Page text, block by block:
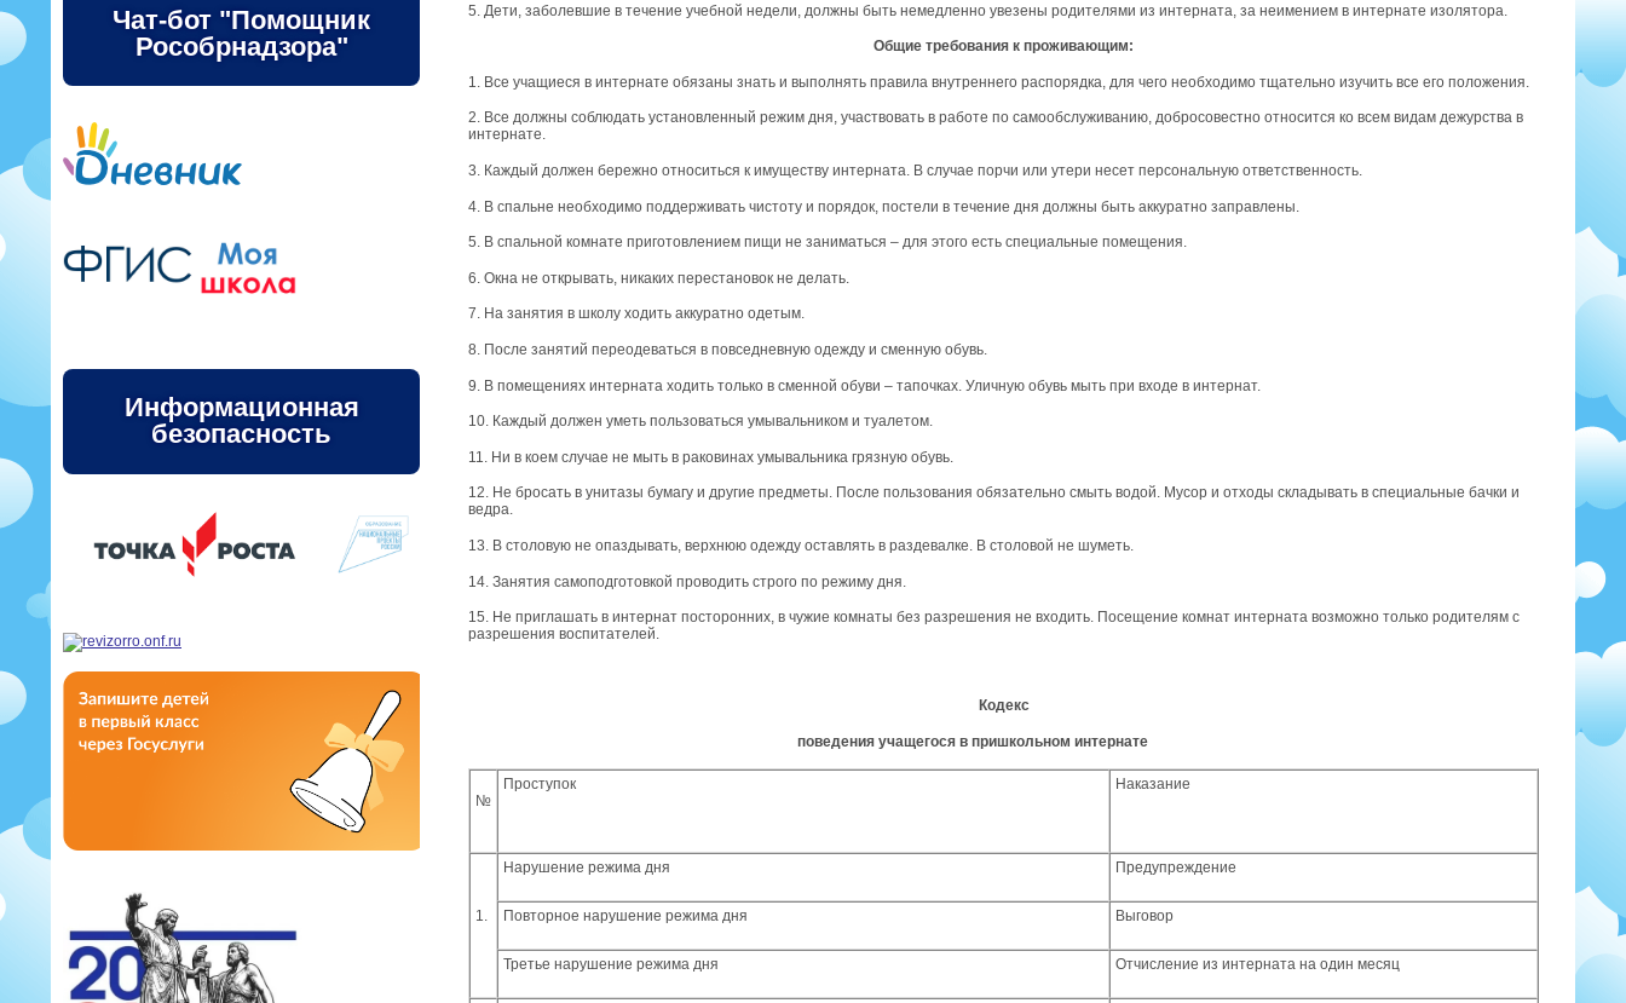
Чат-бот "Помощник
Рособрнадзора"
Информационная
безопасность
5. Дети, заболевшие в течение учебной недели, должны быть немедленно увезены родителями из интерната, за неимением в интернате изолятора.
Общие требования к проживающим:
1. Все учащиеся в интернате обязаны знать и выполнять правила внутреннего распорядка, для чего необходимо тщательно изучить все его положения.
2. Все должны соблюдать установленный режим дня, участвовать в работе по самообслуживанию, добросовестно относится ко всем видам дежурства в
интернате.
3. Каждый должен бережно относиться к имуществу интерната. В случае порчи или утери несет персональную ответственность.
4. В спальне необходимо поддерживать чистоту и порядок, постели в течение дня должны быть аккуратно заправлены.
5. В спальной комнате приготовлением пищи не заниматься – для этого есть специальные помещения.
6. Окна не открывать, никаких перестановок не делать.
7. На занятия в школу ходить аккуратно одетым.
8. После занятий переодеваться в повседневную одежду и сменную обувь.
9. В помещениях интерната ходить только в сменной обуви – тапочках. Уличную обувь мыть при входе в интернат.
10. Каждый должен уметь пользоваться умывальником и туалетом.
11. Ни в коем случае не мыть в раковинах умывальника грязную обувь.
12. Не бросать в унитазы бумагу и другие предметы. После пользования обязательно смыть водой. Мусор и отходы складывать в специальные бачки и
ведра.
13. В столовую не опаздывать, верхнюю одежду оставлять в раздевалке. В столовой не шуметь.
14. Занятия самоподготовкой проводить строго по режиму дня.
15. Не приглашать в интернат посторонних, в чужие комнаты без разрешения не входить. Посещение комнат интерната возможно только родителям с
разрешения воспитателей.
Кодекс
поведения учащегося в пришкольном интернате
№
Проступок Наказание
1.
Нарушение режима дня Предупреждение
Повторное нарушение режима дня Выговор
Третье нарушение режима дня Отчисление из интерната на один месяц